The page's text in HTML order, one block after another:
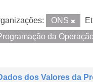
ONS
da Operação
dos Valores da